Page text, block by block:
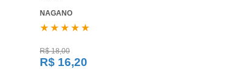
NAGANO
★★★★★
R$ 18,00
R$ 16,20